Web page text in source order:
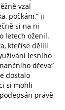
vzal
počkám,“ ji
si na ni
letech oženil.
kteříse dělili
lesního
dřeva“
dostalo
si mohli
právě